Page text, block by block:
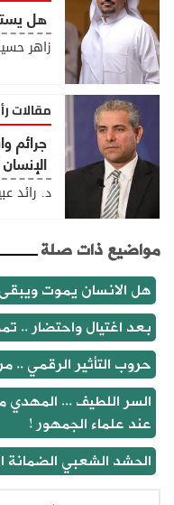
هل
زاهر
مقالات
جرائم
د. رائد
مواضيع ذات صلة
هل الانسان يموت ويبقى
بعد اغتيال واحتضار ..
حروب التأثير الرقمي
السر اللطيف ...
عند علماء الجمهور !
الحشد الشعبي الضمانة